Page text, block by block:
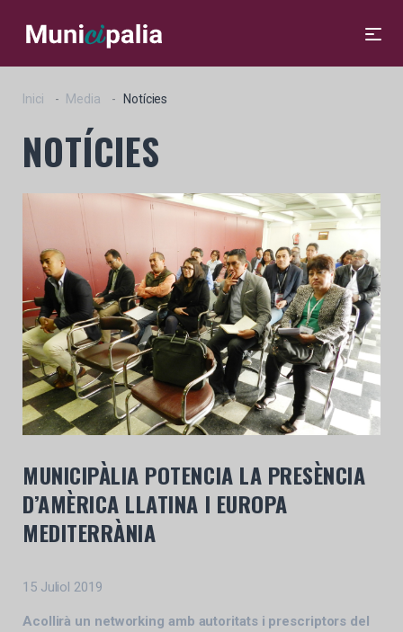
Inici Media Notícies
NOTÍCIES
MUNICIPÀLIA POTENCIA LA PRESÈNCIA
D’AMÈRICA LLATINA I EUROPA
MEDITERRÀNIA
15 Juliol 2019
Acollirà un networking amb autoritats i prescriptors del